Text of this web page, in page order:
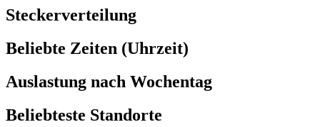
Steckerverteilung
Beliebte Zeiten (Uhrzeit)
Auslastung nach Wochentag
Beliebteste Standorte